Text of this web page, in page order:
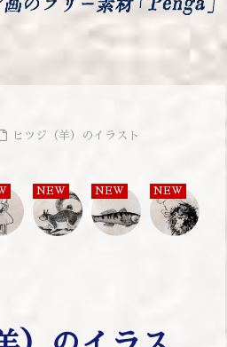
ヒツジ（羊）のイラスト